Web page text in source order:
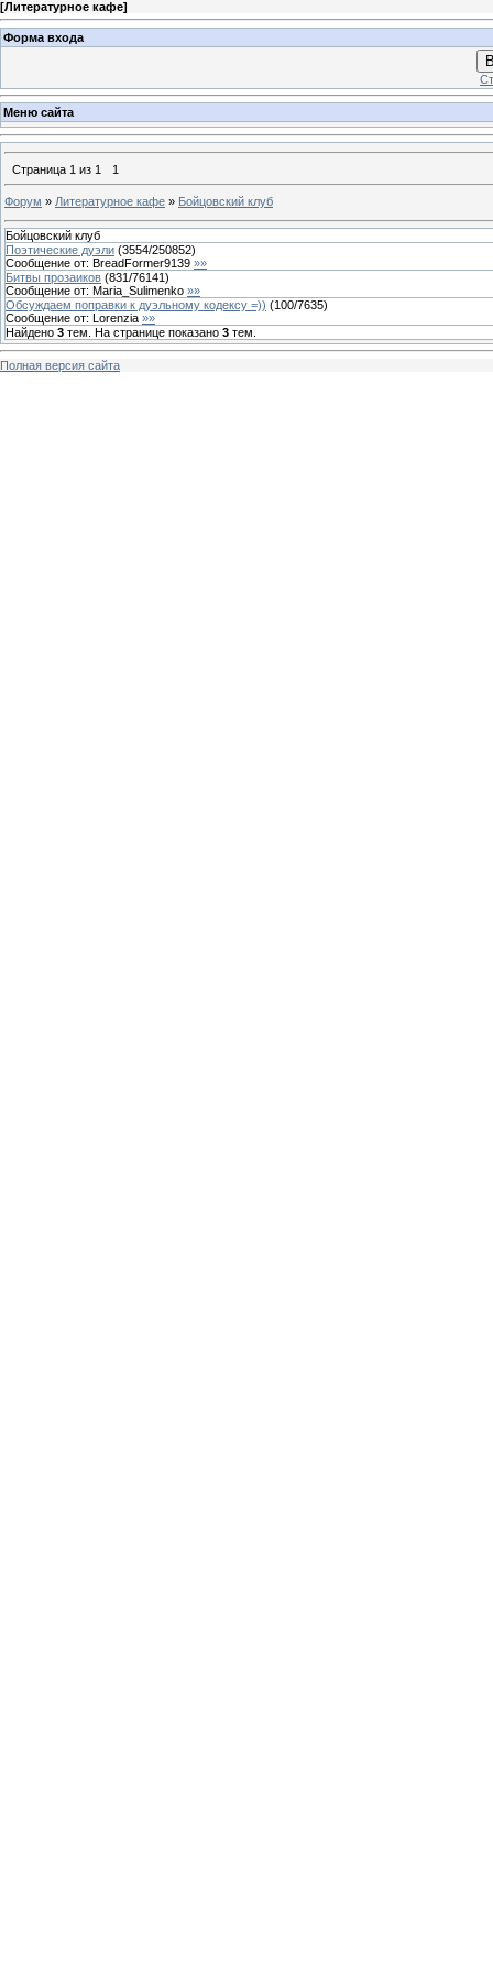
[Литературное кафе]
Форма входа
Меню сайта
Страница 1 из 1 1
Форум » Литературное кафе » Бойцовский клуб
Бойцовский клуб
Поэтические дуэли (3554/250852)
Сообщение от: BreadFormer9139 »»
Битвы прозаиков (831/76141)
Сообщение от: Maria_Sulimenko »»
Обсуждаем поправки к дуэльному кодексу =)) (100/7635)
Сообщение от: Lorenzia »»
Найдено 3 тем. На странице показано 3 тем.
Полная версия сайта